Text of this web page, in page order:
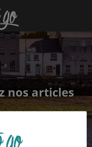
nos articles